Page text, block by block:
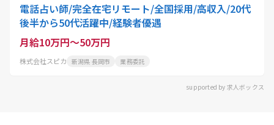
電話占い師/完全在宅リモート/全国採用/高収入/20代
後半から50代活躍中/経験者優遇
月給10万円～50万円
株式会社スピカ 新潟県 長岡市 業務委託
supported by 求人ボックス